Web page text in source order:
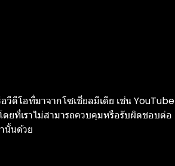
วีดีโอที่มาจากโซเชียลมีเดีย เช่น YouTube
ยที่เราไม่สามารถควบคุมหรือรับผิดชอบต่อ
นั้นด้วย